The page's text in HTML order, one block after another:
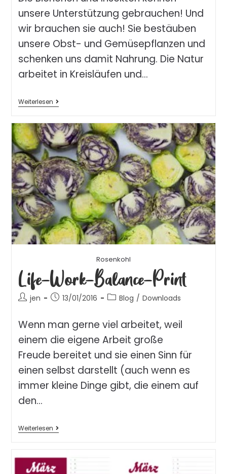
unsere Unterstützung gebrauchen! Und
wir brauchen sie auch! Sie bestäuben
unsere Obst- und Gemüsepflanzen und
schenken uns damit Nahrung. Die Natur
arbeitet in Kreisläufen und…
Weiterlesen
Rosenkohl
Life-Work-Balance-Print
jen 13/01/2016 Blog / Downloads
Wenn man gerne viel arbeitet, weil
einem die eigene Arbeit große
Freude bereitet und sie einen Sinn für
einen selbst darstellt (auch wenn es
immer kleine Dinge gibt, die einem auf
den…
Weiterlesen